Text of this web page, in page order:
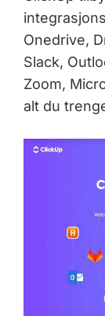
Onedrive,
Slack,
Zoom,
alt du